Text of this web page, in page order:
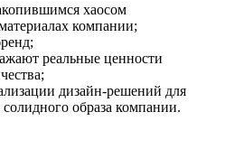
хаосом
компании;
реальные ценности
дизайн-решений для
образа компании.